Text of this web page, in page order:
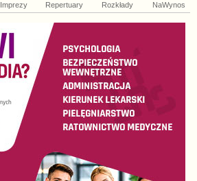
Imprezy Repertuary Rozkłady NaWynos